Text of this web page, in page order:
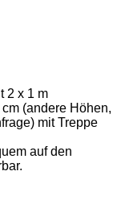
2 x 1 m
(andere Höhen,
mit Treppe
auf den